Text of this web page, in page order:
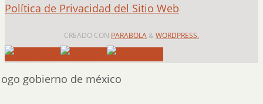
Política de Privacidad del Sitio Web
CREADO CON PARABOLA & WORDPRESS.